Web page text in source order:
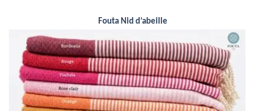
Fouta Nid d’abeille